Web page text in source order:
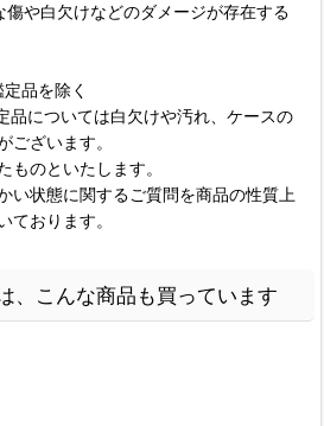
や白欠けなどのダメージが存在する
品を除く
品については白欠けや汚れ、ケースの
ございます。
ものといたします。
い状態に関するご質問を商品の性質上
ております。
、こんな商品も買っています